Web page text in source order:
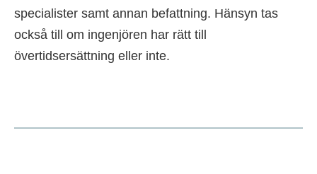
specialister samt annan befattning. Hänsyn tas
också till om ingenjören har rätt till
övertidsersättning eller inte.